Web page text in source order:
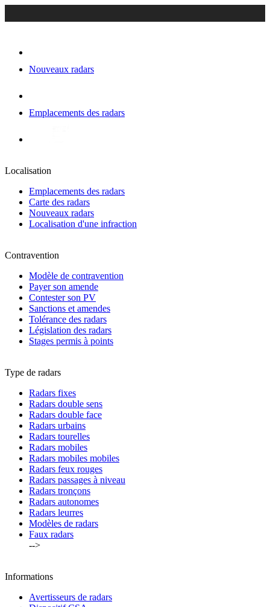
Nouveaux radars
Emplacements des radars
Localisation
Emplacements des radars
Carte des radars
Nouveaux radars
Localisation d'une infraction
Contravention
Modèle de contravention
Payer son amende
Contester son PV
Sanctions et amendes
Tolérance des radars
Législation des radars
Stages permis à points
Type de radars
Radars fixes
Radars double sens
Radars double face
Radars urbains
Radars tourelles
Radars mobiles
Radars mobiles mobiles
Radars feux rouges
Radars passages à niveau
Radars tronçons
Radars autonomes
Radars leurres
Modèles de radars
Faux radars
-->
Informations
Avertisseurs de radars